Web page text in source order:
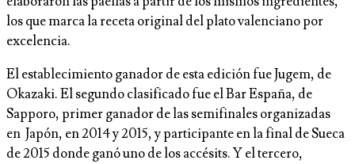
los que marca la receta original del plato valenciano por
excelencia.
El establecimiento ganador de esta edición fue Jugem, de
Okazaki. El segundo clasificado fue el Bar España, de
Sapporo, primer ganador de las semifinales organizadas
en Japón, en 2014 y 2015, y participante en la final de Sueca
de 2015 donde ganó uno de los accésits. Y el tercero,